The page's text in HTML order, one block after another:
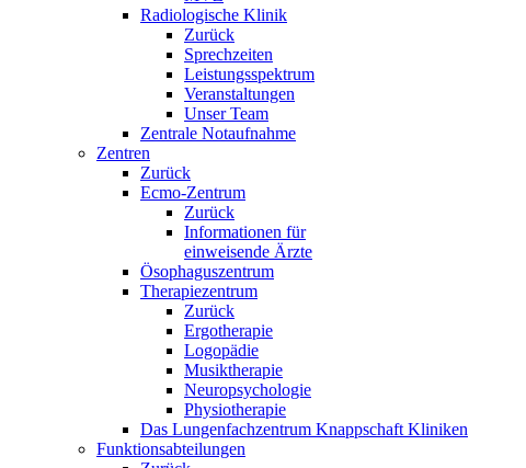
Radiologische Klinik
Zurück
Sprechzeiten
Leistungsspektrum
Veranstaltungen
Unser Team
Zentrale Notaufnahme
Zentren
Zurück
Ecmo-Zentrum
Zurück
Informationen für
einweisende Ärzte
Ösophaguszentrum
Therapiezentrum
Zurück
Ergotherapie
Logopädie
Musiktherapie
Neuropsychologie
Physiotherapie
Das Lungenfachzentrum Knappschaft Kliniken
Funktionsabteilungen